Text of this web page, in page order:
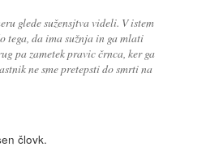
glede sužensjtva videli. V istem
tega, da ima sužnja in ga mlati
pa zametek pravic črnca, ker ga
ne sme pretepsti do smrti na
človk.